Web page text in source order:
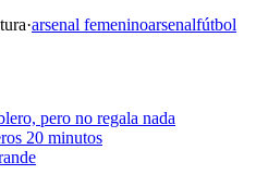
·arsenal femeninoarsenalfútbol
pero no regala nada
20 minutos